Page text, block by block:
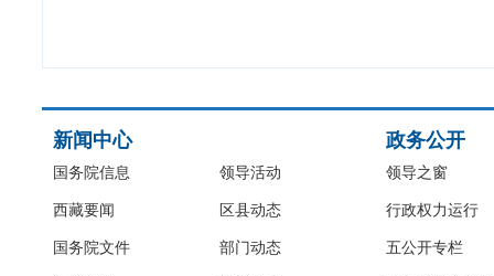
新闻中心
国务院信息
西藏要闻
国务院文件
领导活动
区县动态
部门动态
政务公开
领导之窗
行政权力运行
五公开专栏